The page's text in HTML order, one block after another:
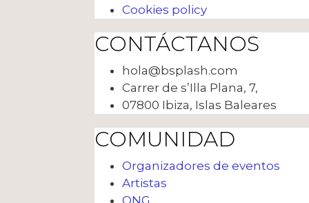
Cookies policy
CONTÁCTANOS
hola@bsplash.com
Carrer de s’Illa Plana, 7,
07800 Ibiza, Islas Baleares
COMUNIDAD
Organizadores de eventos
Artistas
ONG